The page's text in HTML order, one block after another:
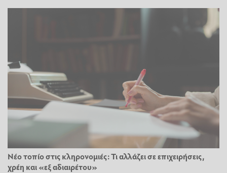
Νέο τοπίο στις κληρονομιές: Τι αλλάζει σε επιχειρήσεις,
χρέη και «εξ αδιαιρέτου»